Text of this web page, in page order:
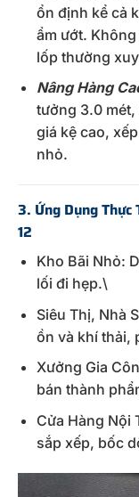
ổn định kể cả
ẩm ướt.
lốp thường
Nâng Hàng
tưởng 3.0
giá kệ cao,
nhỏ.
3. Ứng Dụng
12
Kho Bãi Nhỏ:
lối đi hẹp.\
Siêu Thị, Nhà
ồn và khí thải,
Xưởng Gia
bán thành
Cửa Hàng Nội
sắp xếp, bốc